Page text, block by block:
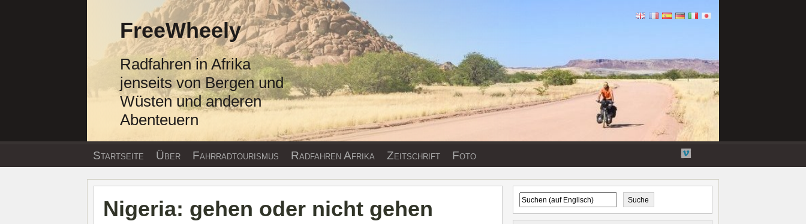
FreeWheely
Radfahren in Afrika
jenseits von Bergen und
Wüsten und anderen
Abenteuern
Startseite Über Fahrradtourismus Radfahren Afrika Zeitschrift Foto
Youtube-
Vimeo
Nigeria: gehen oder nicht gehen Suche